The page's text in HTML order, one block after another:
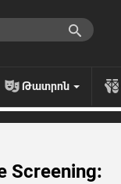
Թատրոն
Screening: